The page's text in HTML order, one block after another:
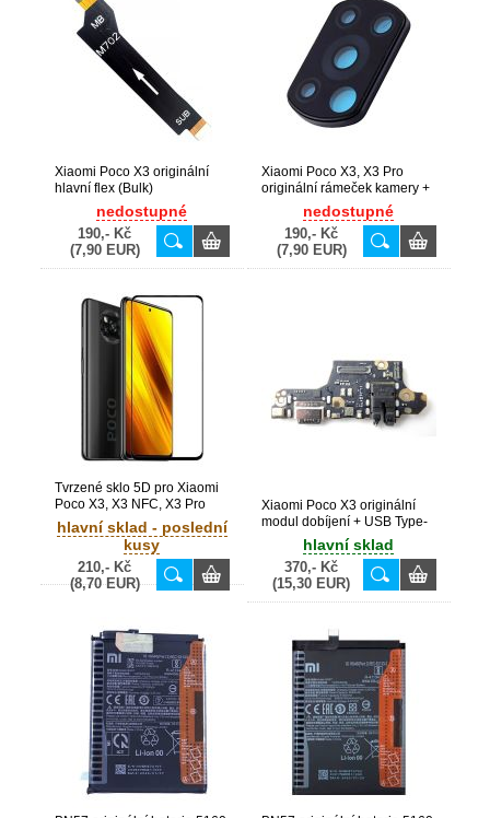
Xiaomi Poco X3 originální
hlavní flex (Bulk)
nedostupné
190,- Kč
(7,90 EUR)
Xiaomi Poco X3, X3 Pro
originální rámeček kamery +
sklíčko (Bulk)nedostupné
190,- Kč
(7,90 EUR)
Tvrzené sklo 5D pro Xiaomi
Poco X3, X3 NFC, X3 Pro
hlavní sklad - poslední
kusy
210,- Kč
(8,70 EUR)
Xiaomi Poco X3 originální
modul dobíjení + USB Type-
C konektor + audio Jack +
mikrofon (Bulk)
hlavní sklad
370,- Kč
(15,30 EUR)